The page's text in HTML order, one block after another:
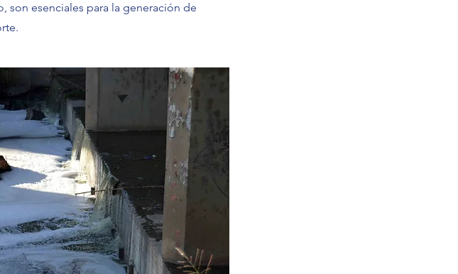
son esenciales para la generación de